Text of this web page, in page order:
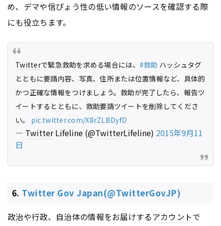
め、デマや信ぴょう性の低い情報のソースを確認する際
にも役立ちます。
Twitterで緊急救助を求める場合には、 #救助 ハッシュタグ
とともに要請内容、写真、住所または位置情報など、具体的
かつ正確な情報をつけましょう。救助が完了したら、報告ツ
イートするとともに、救助要請ツイートを削除してくださ
い。 pic.twitter.com/X8rZLBDyfD
— TwitterLifeline (@TwitterLifeline) 2015年9月11
日
6. Twitter Gov Japan(@TwitterGovJP)
政治や行政、自治体の情報をお届けするアカウントで